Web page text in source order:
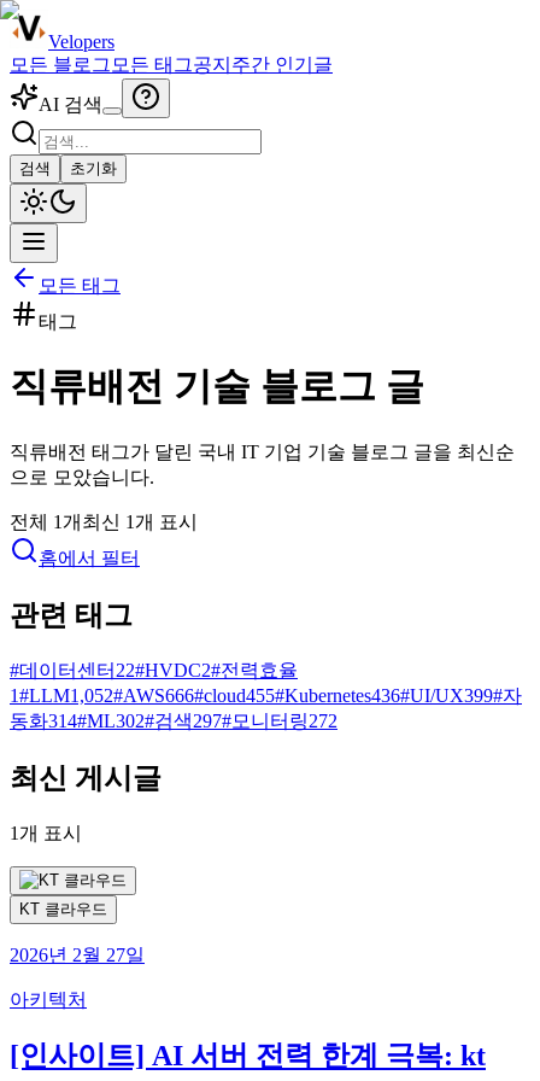
Velopers
모든 블로그 모든 태그공지 주간 인기글
AI 검색
검색 초기화
모든 태그
태그
직류배전 기술 블로그 글
직류배전 태그가 달린 국내 IT 기업 기술 블로그 글을 최신순
으로 모았습니다.
전체 1개 최신 1개 표시
홈에서 필터
관련 태그
#데이터센터 22#HVDC2#전력효율
1#LLM1,052#AWS666#cloud455#Kubernetes436#UI/UX399#자
동화314#ML302#검색297#모니터링272
최신 게시글
1개 표시
KT 클라우드
2026년 2월 27일
아키텍처
[인사이트] AI 서버 전력 한계 극복: kt